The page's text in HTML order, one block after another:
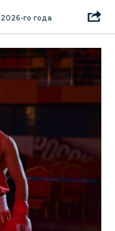
го года